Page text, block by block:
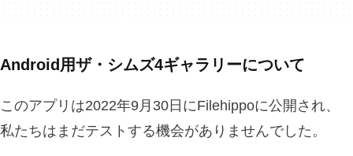
Android用ザ・シムズ4ギャラリーについて
このアプリは2022年9月30日にFilehippoに公開され、
私たちはまだテストする機会がありませんでした。